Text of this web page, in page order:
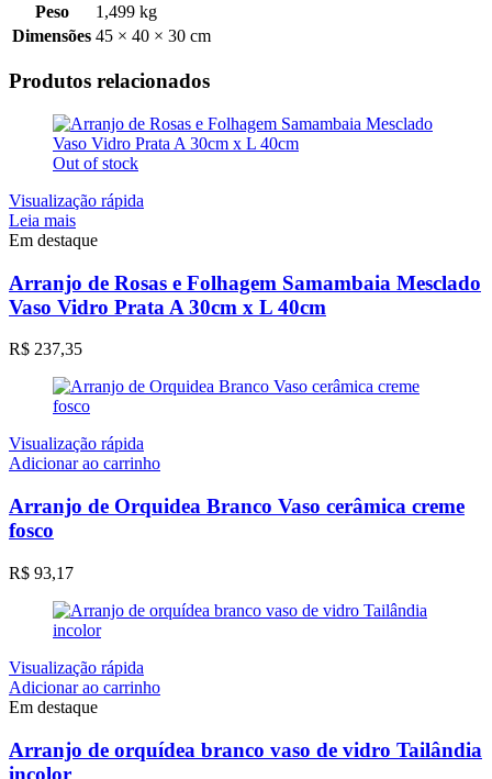
Peso
1,499 kg
Dimensões 45 × 40 × 30 cm
Produtos relacionados
Out of stock
Visualização rápida
Leia mais
Em destaque
Arranjo de Rosas e Folhagem Samambaia Mesclado
Vaso Vidro Prata A 30cm x L 40cm
R$ 237,35
Visualização rápida
Adicionar ao carrinho
Arranjo de Orquidea Branco Vaso cerâmica creme
fosco
R$ 93,17
Visualização rápida
Adicionar ao carrinho
Em destaque
Arranjo de orquídea branco vaso de vidro Tailândia
incolor